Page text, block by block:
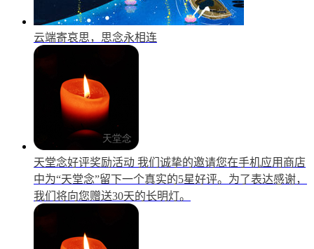
云端寄哀思，思念永相连
天堂念好评奖励活动 我们诚挚的邀请您在手机应用商店
中为“天堂念”留下一个真实的5星好评。为了表达感谢，
我们将向您赠送30天的长明灯。